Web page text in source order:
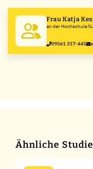
Frau Katja
an der Hochschule
09561 317-445
Ähnliche